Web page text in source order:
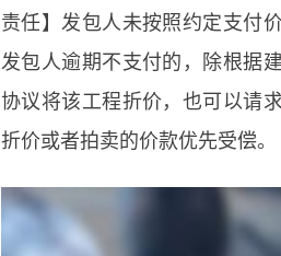
责任】发包人未按照约定支付
发包人逾期不支付的，除根据
协议将该工程折价，也可以请
折价或者拍卖的价款优先受偿。